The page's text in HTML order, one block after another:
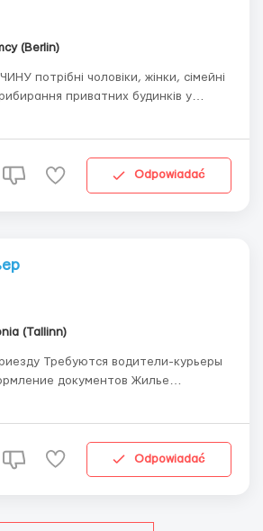
(Berlin)
потрібні чоловіки, жінки, сімейні
допомога в закупівлі продуктів
Odpowiadać
(Tallinn)
Требуются водители-курьеры
документов Жилье
150 евро плюс
перерасчёт Зп от ...
Odpowiadać